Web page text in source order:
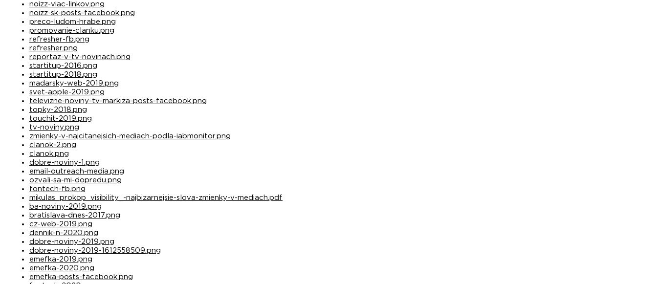
noizz-viac-linkov.png
noizz-sk-posts-facebook.png
preco-ludom-hrabe.png
promovanie-clanku.png
refresher-fb.png
refresher.png
reportaz-v-tv-novinach.png
startitup-2016.png
startitup-2018.png
madarsky-web-2019.png
svet-apple-2019.png
televizne-noviny-tv-markiza-posts-facebook.png
topky-2018.png
touchit-2019.png
tv-noviny.png
zmienky-v-najcitanejsich-mediach-podla-iabmonitor.png
clanok-2.png
clanok.png
dobre-noviny-1.png
email-outreach-media.png
ozvali-sa-mi-dopredu.png
fontech-fb.png
mikulas_prokop_visibility_-najbizarnejsie-slova-zmienky-v-mediach.pdf
ba-noviny-2019.png
bratislava-dnes-2017.png
cz-web-2019.png
dennik-n-2020.png
dobre-noviny-2019.png
dobre-noviny-2019-1612558509.png
emefka-2019.png
emefka-2020.png
emefka-posts-facebook.png